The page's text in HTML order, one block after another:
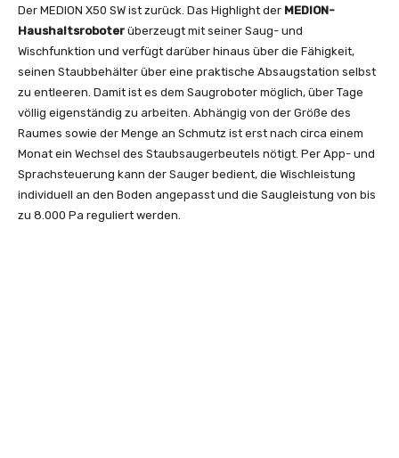
Der MEDION X50 SW ist zurück. Das Highlight der MEDION-
Haushaltsroboter überzeugt mit seiner Saug- und
Wischfunktion und verfügt darüber hinaus über die Fähigkeit,
seinen Staubbehälter über eine praktische Absaugstation selbst
zu entleeren. Damit ist es dem Saugroboter möglich, über Tage
völlig eigenständig zu arbeiten. Abhängig von der Größe des
Raumes sowie der Menge an Schmutz ist erst nach circa einem
Monat ein Wechsel des Staubsaugerbeutels nötigt. Per App- und
Sprachsteuerung kann der Sauger bedient, die Wischleistung
individuell an den Boden angepasst und die Saugleistung von bis
zu 8.000 Pa reguliert werden.